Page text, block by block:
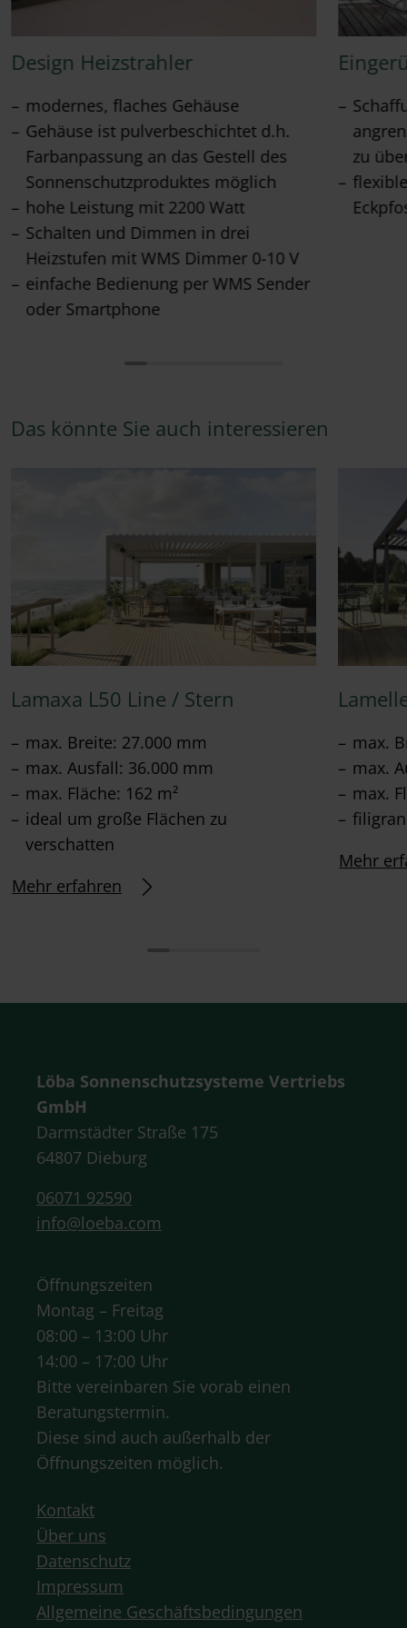
Design Heizstrahler
modernes, flaches Gehäuse
Gehäuse ist pulverbeschichtet d.h.
Farbanpassung an das Gestell des
Sonnenschutzproduktes möglich
hohe Leistung mit 2200 Watt
Schalten und Dimmen in drei
Heizstufen mit WMS Dimmer 0-10 V
einfache Bedienung per WMS Sender
oder Smartphone
zu
Das könnte Sie auch interessieren
Lamaxa L50 Line / Stern
max. Breite: 27.000 mm
max. Ausfall: 36.000 mm
max. Fläche: 162 m²
ideal um große Flächen zu
verschatten
Mehr erfahren
max.
max.
max.
Mehr
Löba Sonnenschutzsysteme Vertriebs
GmbH
Darmstädter Straße 175
64807 Dieburg
06071 92590
info@loeba.com
Öffnungszeiten
Montag – Freitag
08:00 – 13:00 Uhr
14:00 – 17:00 Uhr
Bitte vereinbaren Sie vorab einen
Beratungstermin.
Diese sind auch außerhalb der
Öffnungszeiten möglich.
Kontakt
Über uns
Datenschutz
Impressum
Allgemeine Geschäftsbedingungen